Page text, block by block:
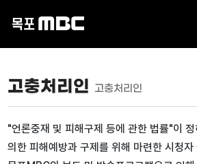
고충처리인 고충처리인
"언론중재 및 피해구제 등에 관한 법률"이
의한 피해예방과 구제를 위해 마련한 시청